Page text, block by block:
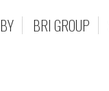
BRI GROUP